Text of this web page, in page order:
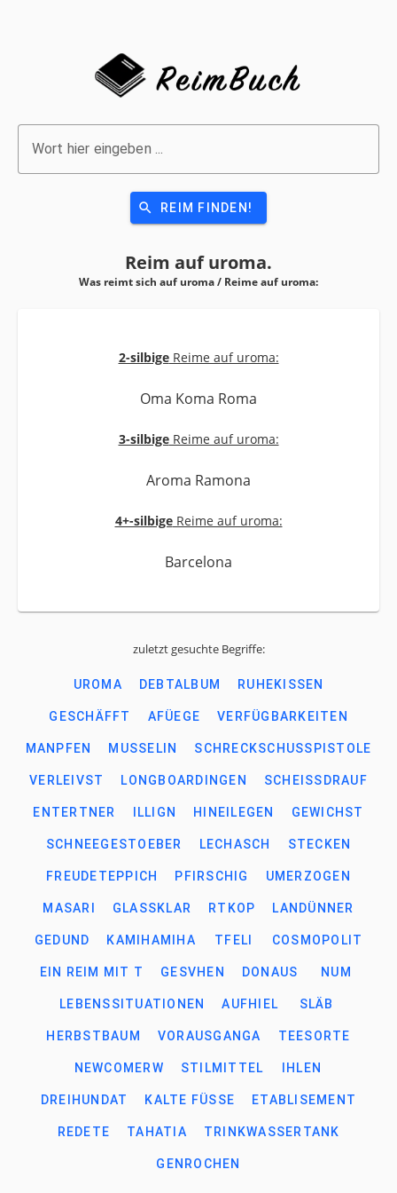
Wort hier eingeben ...
search REIM FINDEN!
Reim aufuroma.
Was reimt sich auf uroma / Reime auf uroma:
2-silbigeReime auf uroma:
Oma Koma Roma
3-silbigeReime auf uroma:
Aroma Ramona
4+-silbigeReime auf uroma:
Barcelona
zuletzt gesuchte Begriffe:
UROMA DEBTALBUM RUHEKISSEN
GESCHÄFFT AFÜEGE VERFÜGBARKEITEN
MANPFEN MUSSELIN SCHRECKSCHUSSPISTOLE
VERLEIVST LONGBOARDINGEN SCHEISSDRAUF
ENTERTNER ILLIGN HINEILEGEN GEWICHST
SCHNEEGESTOEBER LECHASCH STECKEN
FREUDETEPPICH PFIRSCHIG UMERZOGEN
MASARI GLASSKLAR RTKOP LANDÜNNER
GEDUND KAMIHAMIHA TFELI COSMOPOLIT
EIN REIM MIT T GESVHEN DONAUS NUM
LEBENSSITUATIONEN AUFHIEL SLÄB
HERBSTBAUM VORAUSGANGA TEESORTE
NEWCOMERW STILMITTEL IHLEN
DREIHUNDAT KALTE FÜSSE ETABLISEMENT
REDETE TAHATIA TRINKWASSERTANK
GENROCHEN